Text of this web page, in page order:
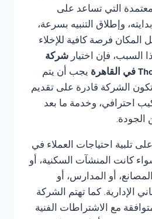
التي تساعد على
وإطلاق التنبيه بسرعة،
المكان فرصة كافية للإخلاء
السبب، فإن اختيار شركة
يجب أن يتم
الشركة قادرة على تقديم
احترافي، وخدمة ما بعد
الجودة.
على تلبية احتياجات العملاء في
كانت المنشآت السكنية، أو
أو المدارس، أو
الإدارية. كما تهتم الشركة
مع الاشتراطات الفنية